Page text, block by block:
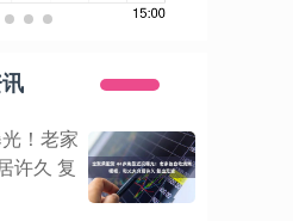
！老家
许久 复